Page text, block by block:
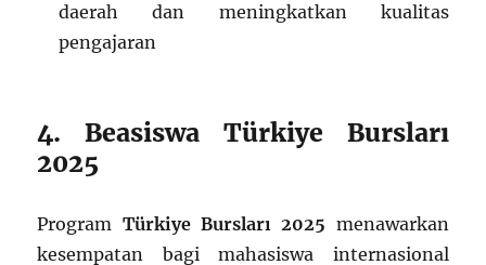
daerah dan meningkatkan kualitas
pengajaran
4. Beasiswa Türkiye Bursları
2025
Program Türkiye Bursları 2025 menawarkan
kesempatan bagi mahasiswa internasional